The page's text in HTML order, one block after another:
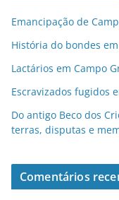
Emancipação de
História do bondes
Lactários em Campo
Escravizados fugidos
Do antigo Beco dos
terras, disputas e
Comentários